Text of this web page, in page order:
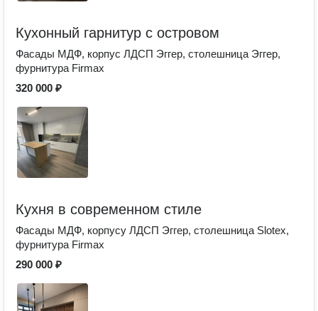
Кухонный гарнитур с островом
Фасады МДФ, корпус ЛДСП Эггер, столешница Эггер,
фурнитура Firmax
320 000 ₽
Кухня в современном стиле
Фасады МДФ, корпусу ЛДСП Эггер, столешница Slotex,
фурнитура Firmax
290 000 ₽